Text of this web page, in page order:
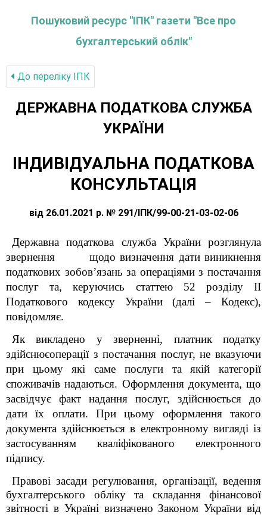
Пошуковий ресурс "ІПК" газети "Все про
бухгалтерський облік"
До переліку IПК
ДЕРЖАВНА ПОДАТКОВА СЛУЖБА
УКРАЇНИ
ІНДИВІДУАЛЬНА ПОДАТКОВА
КОНСУЛЬТАЦІЯ
від 26.01.2021 р. № 291/ІПК/99-00-21-03-02-06
Державна податкова служба України розглянула
зверненнящодо визначення дати виникнення
податкових зобов’язань за операціями з постачання
послуг та, керуючись статтею 52 розділу II
Податкового кодексу України (далі – Кодекс),
повідомляє.
Як викладено у зверненні, платник податку
здійснюєоперації з постачання послуг, не вказуючи
при цьому які саме послуги та якій категорії
споживачів надаються. Оформлення документа, що
засвідчує факт надання послуг, здійснюється до
дати їх оплати. При цьому оформлення такого
документа здійснюється в електронному вигляді із
застосуванням кваліфікованого електронного
підпису.
Правові засади регулювання, організації, ведення
бухгалтерського обліку та складання фінансової
звітності в Україні визначено Законом України від